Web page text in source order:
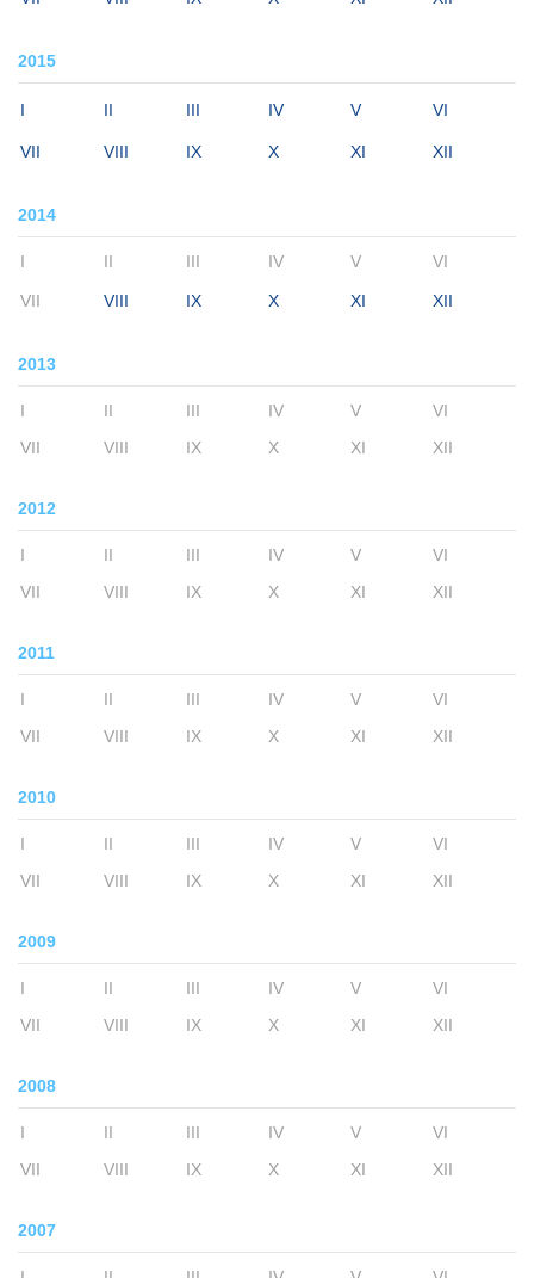
2015
I II III IV V VI
VII VIII IX X XI XII
2014
I II III IV V VI
VII VIII IX X XI XII
2013
I II III IV V
VI
VII
VIII IX X XI XII
2012
I II III IV V
VI
VII
VIII IX X XI XII
2011
I II III IV V
VI
VII
VIII IX X XI XII
2010
I II III IV V
VI
VII
VIII IX X XI XII
2009
I II III IV V
VI
VII
VIII IX X XI XII
2008
I II III IV V
VI
VII
VIII IX X XI XII
2007